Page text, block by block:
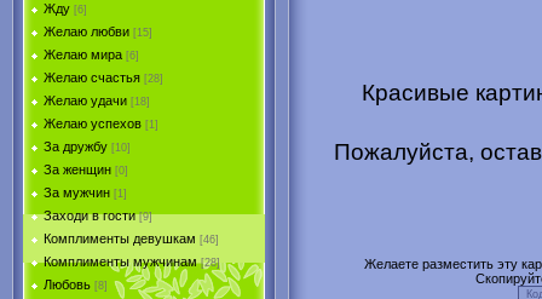
Жду [6]
Желаю любви [15]
Желаю мира [6]
Желаю счастья [28]
Желаю удачи [18]
Желаю успехов [1]
За дружбу [10]
За женщин [0]
За мужчин [1]
Заходи в гости [9]
Комплименты девушкам [46]
Комплименты мужчинам [28]
Любовь [8]
Красивые
Пожалуйста,
Желаете разместить эту